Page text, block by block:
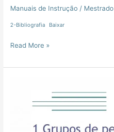
Manuais de Instrução / Mestrado
2-Bibliografia Baixar
Read More »